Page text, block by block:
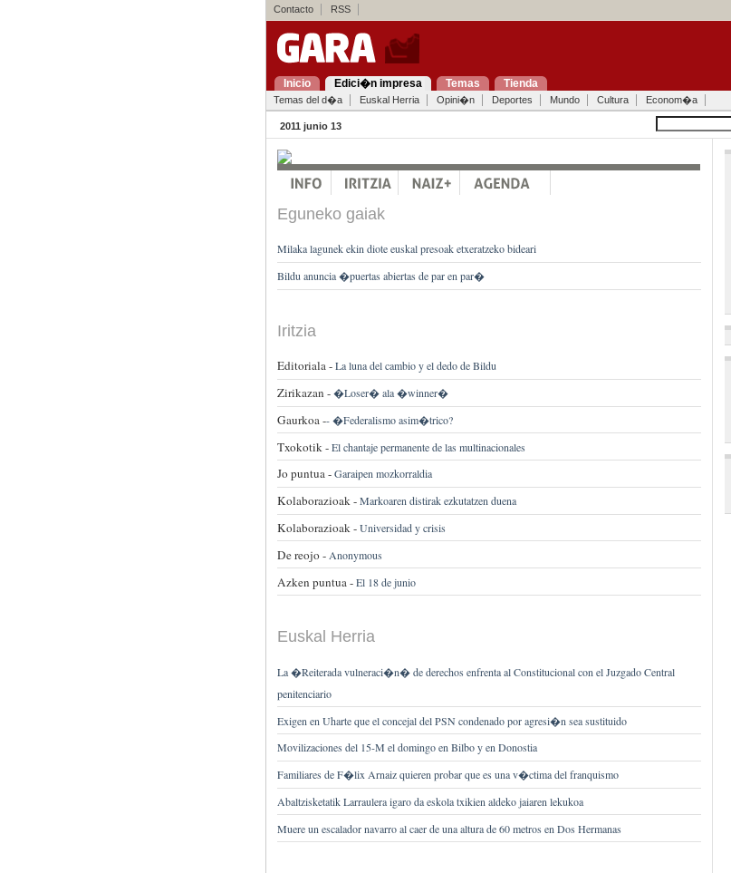
Contacto RSS
Inicio Edici�n impresa Temas Tienda
Temas del d�a Euskal Herria Opini�n Deportes Mundo Cultura Econom�a
2011 junio 13
Eguneko gaiak
Milaka lagunek ekin diote euskal presoak etxeratzeko bideari
Bildu anuncia �puertas abiertas de par en par�
Iritzia
Editoriala -La luna del cambio y el dedo de Bildu
Zirikazan -�Loser� ala �winner�
Gaurkoa --�Federalismo asim�trico?
Txokotik -El chantaje permanente de las multinacionales
Jo puntua -Garaipen mozkorraldia
Kolaborazioak -Markoaren distirak ezkutatzen duena
Kolaborazioak -Universidad y crisis
De reojo - Anonymous
Azken puntua -El 18 de junio
Euskal Herria
La �Reiterada vulneraci�n� de derechos enfrenta al Constitucional con el Juzgado Central
penitenciario
Exigen en Uharte que el concejal del PSN condenado por agresi�n sea sustituido
Movilizaciones del 15-M el domingo en Bilbo y en Donostia
Familiares de F�lix Arnaiz quieren probar que es una v�ctima del franquismo
Abaltzisketatik Larraulera igaro da eskola txikien aldeko jaiaren lekukoa
Muere un escalador navarro al caer de una altura de 60 metros en Dos Hermanas